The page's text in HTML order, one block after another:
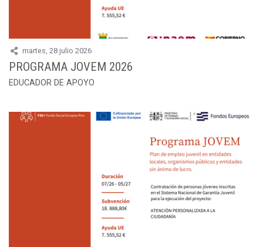
martes, 28 julio 2026
PROGRAMA JOVEM 2026
EDUCADOR DE APOYO